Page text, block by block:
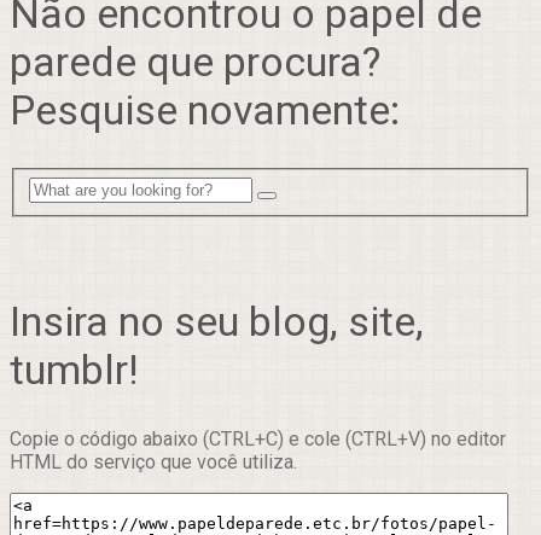
Não encontrou o papel de
parede que procura?
Pesquise novamente:
Insira no seu blog, site,
tumblr!
Copie o código abaixo (CTRL+C) e cole (CTRL+V) no editor
HTML do serviço que você utiliza.